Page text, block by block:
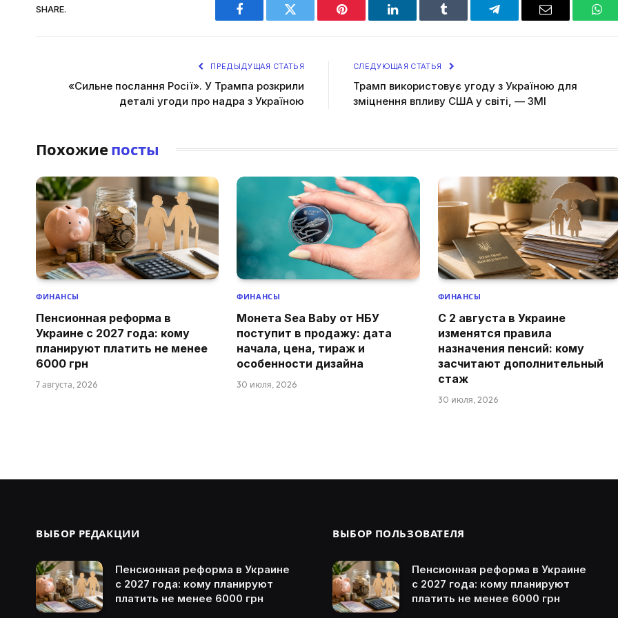
SHARE.
Facebook Twitter Pinterest LinkedIn Tumblr Telegram Email
ПРЕДЫДУЩАЯ СТАТЬЯ
«Сильне послання Росії». У Трампа розкрили
деталі угоди про надра з Україною
СЛЕДУЮЩАЯ СТАТЬЯ
Трамп використовує угоду з Україною для
зміцнення впливу США у світі, — ЗМІ
Похожие посты
ФИНАНСЫ
Пенсионная реформа в
Украине с 2027 года: кому
планируют платить не менее
6000 грн
7 августа, 2026
ФИНАНСЫ
Монета Sea Baby от НБУ
поступит в продажу: дата
начала, цена, тираж и
особенности дизайна
30 июля, 2026
ФИНАНСЫ
С 2 августа в Украине
изменятся правила
назначения пенсий: кому
засчитают дополнительный
стаж
30 июля, 2026
ВЫБОР РЕДАКЦИИ
Пенсионная реформа в Украине
с 2027 года: кому планируют
платить не менее 6000 грн
ВЫБОР ПОЛЬЗОВАТЕЛЯ
Пенсионная реформа в Украине
с 2027 года: кому планируют
платить не менее 6000 грн